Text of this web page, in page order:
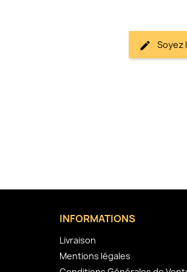
Soyez
INFORMATIONS
Livraison
Mentions légales